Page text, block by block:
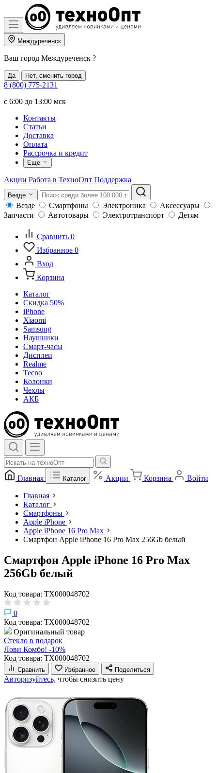
Междуреченск
Ваш город Междуреченск ?
Да Нет, сменить город
8 (800) 775-2131
c 6:00 до 13:00 мск
Контакты
Статьи
Доставка
Оплата
Рассрочка и кредит
Еще
Акции Работа в ТехноОпт Поддержка
Везде
Везде Смартфоны Электроника
Аксессуары
Запчасти
Автотовары Электротранспорт Детям
Сравнить 0
Избранное 0
Вход
Корзина
Каталог
Скидка 50%
iPhone
Xiaomi
Samsung
Наушники
Смарт-часы
Дисплеи
Realme
Tecno
Колонки
Чехлы
АКБ
Главная Каталог Акции Корзина Войти
Главная
Каталог
Смартфоны
Apple iPhone
Apple iPhone 16 Pro Max
Смартфон Apple iPhone 16 Pro Max 256Gb белый
Смартфон Apple iPhone 16 Pro Max
256Gb белый
Код товара: ТХ000048702
0
Код товара: ТХ000048702
Оригинальный товар
Стекло в подарок
Лови Комбо! -10%
Код товара: ТХ000048702
Сравнить Избранное Поделиться
Авторизуйтесь, чтобы снизить цену